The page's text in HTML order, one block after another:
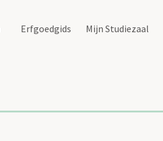
Erfgoedgids Mijn Studiezaal